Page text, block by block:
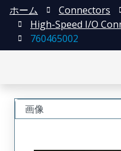
ホーム Connectors
High-Speed I/O
760465002
画像